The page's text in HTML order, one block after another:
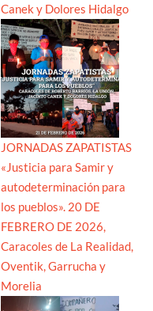
Canek y Dolores Hidalgo
JORNADAS ZAPATISTAS
«Justicia para Samir y
autodeterminación para
los pueblos». 20 DE
FEBRERO DE 2026,
Caracoles de La Realidad,
Oventik, Garrucha y
Morelia